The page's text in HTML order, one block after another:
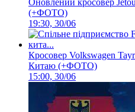
Оновлений кросовер
(+ФОТО)
19:30, 30/06
Кросовер Volkswagen
Китаю (+ФОТО)
15:00, 30/06